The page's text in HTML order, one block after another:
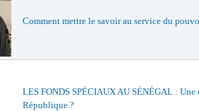
Comment mettre le savoir au service du
LES FONDS SPÉCIAUX AU SÉNÉGAL : Une
République ?